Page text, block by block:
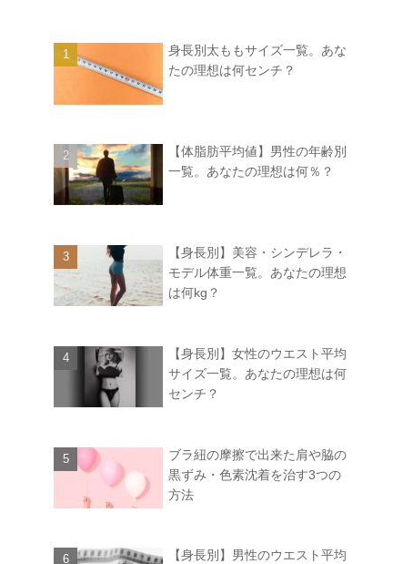
身長別太ももサイズ一覧。あな
たの理想は何センチ？
【体脂肪平均値】男性の年齢別
一覧。あなたの理想は何％？
【身長別】美容・シンデレラ・
モデル体重一覧。あなたの理想
は何kg？
【身長別】女性のウエスト平均
サイズ一覧。あなたの理想は何
センチ？
ブラ紐の摩擦で出来た肩や脇の
黒ずみ・色素沈着を治す3つの
方法
【身長別】男性のウエスト平均